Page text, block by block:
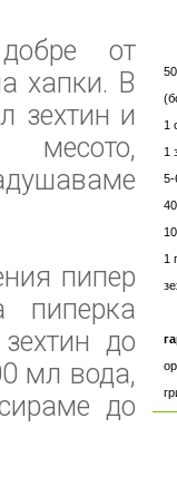
1
1
5-
1
от
хапки. В
зехтин и
пипер
пиперка
до
мл вода,
до